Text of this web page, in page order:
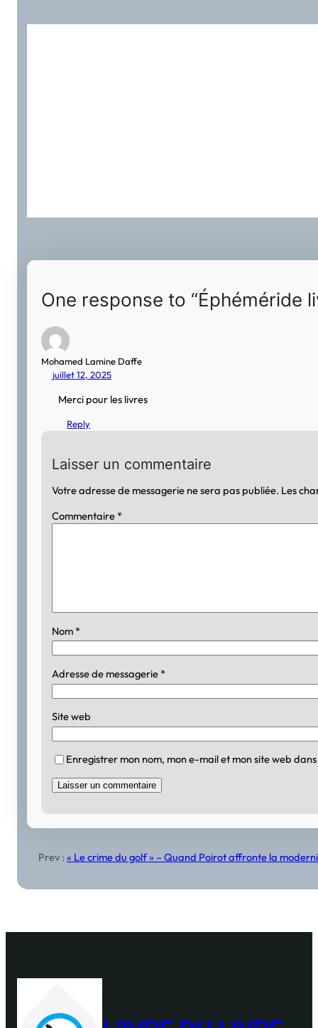
One response to “Éphéméride
Mohamed Lamine Daffe
juillet 12, 2025
Merci pour les livres
Reply
Laisser un commentaire
Votre adresse de messagerie ne sera pas publiée. Les
Commentaire *
Nom *
Adresse de messagerie *
Site web
Enregistrer mon nom, mon e-mail et mon site web
Prev :« Le crime du golf » – Quand Poirot affronte la